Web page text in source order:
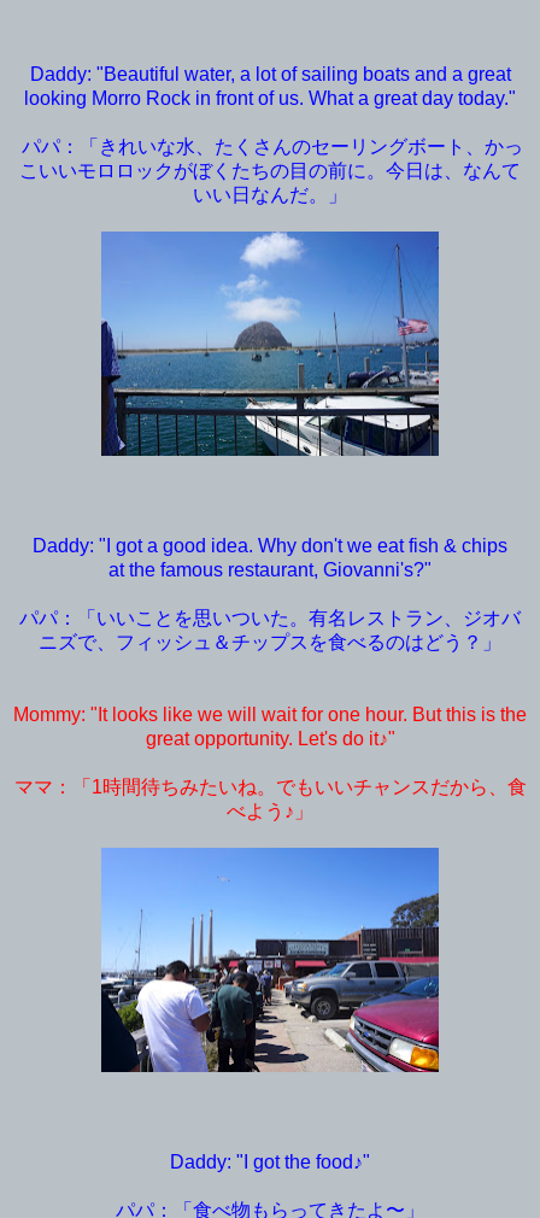
Daddy: "Beautiful water, a lot of sailing boats and a great
looking Morro Rock in front of us. What a great day today."
パパ：「きれいな水、たくさんのセーリングボート、かっ
こいいモロロックがぼくたちの目の前に。今日は、なんて
いい日なんだ。」
Daddy: "I got a good idea. Why don't we eat fish & chips
at the famous restaurant, Giovanni's?"
パパ：「いいことを思いついた。有名レストラン、ジオバ
ニズで、フィッシュ＆チップスを食べるのはどう？」
Mommy: "It looks like we will wait for one hour. But this is the
great opportunity. Let's do it♪"
ママ：「1時間待ちみたいね。でもいいチャンスだから、食
べよう♪」
Daddy: "I got the food♪"
パパ：「食べ物もらってきたよ〜」